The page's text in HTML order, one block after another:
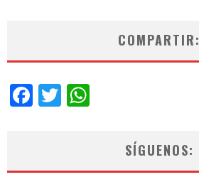
COMPARTIR:
Facebook
Twitter
SÍGUENOS: